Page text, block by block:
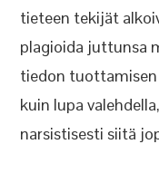
tieteen tekijät
plagioida juttunsa
tiedon tuottamisen
kuin lupa
narsistisesti siitä